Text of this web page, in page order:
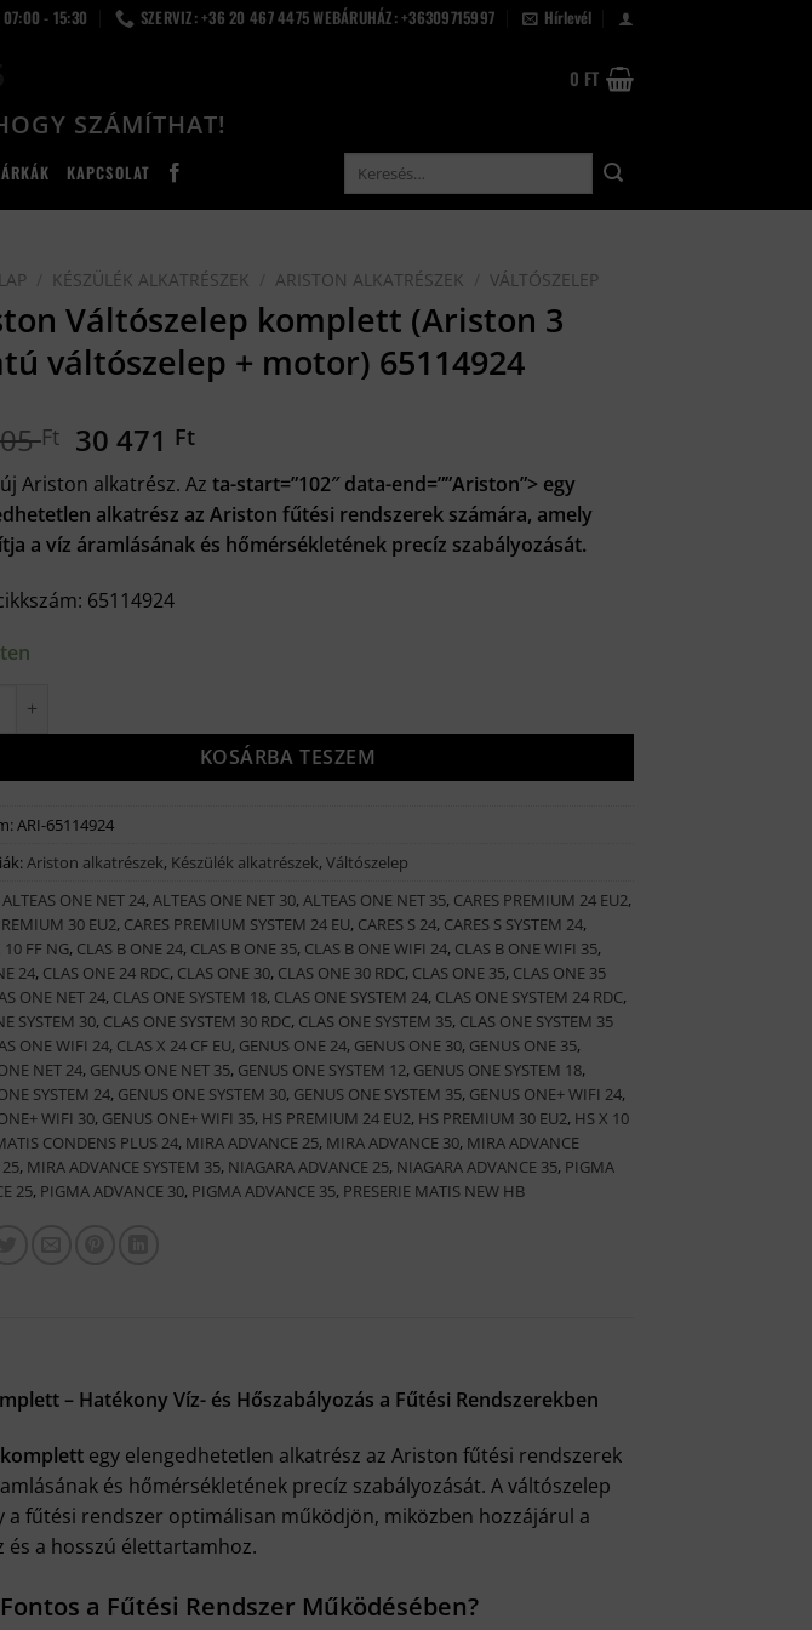
07:00 - 15:30 SZERVIZ: +36 20 467 4475 WEBÁRUHÁZ: +36309715997 Hírlevél
SZÁMÍTHAT!
0 FT
KAPCSOLAT
Keresés
következőre:
KÉSZÜLÉK ALKATRÉSZEK ARISTON ALKATRÉSZEK VÁLTÓSZELEP
Váltószelep komplett (Ariston 3
váltószelep + motor) 65114924
Ft Original
price
was:
36
205 Ft.
30 471 FtCurrent
price
is:
30
471 Ft.
Ariston alkatrész. Az ta-start=”102″ data-end=””Ariston”> egy
alkatrész az Ariston fűtési rendszerek számára, amely
a víz áramlásának és hőmérsékletének precíz szabályozását.
65114924
Váltószelep komplett (Ariston 3 járatú váltószelep + motor) 65114924 mennyiség
KOSÁRBA TESZEM
ARI-65114924
Ariston alkatrészek, Készülék alkatrészek, Váltószelep
ALTEAS ONE NET 24, ALTEAS ONE NET 30, ALTEAS ONE NET 35, CARES PREMIUM 24 EU2,
30 EU2, CARES PREMIUM SYSTEM 24 EU, CARES S 24, CARES S SYSTEM 24,
10 FF NG, CLAS B ONE 24, CLAS B ONE 35, CLAS B ONE WIFI 24, CLAS B ONE WIFI 35,
24, CLAS ONE 24 RDC, CLAS ONE 30, CLAS ONE 30 RDC, CLAS ONE 35, CLAS ONE 35
ONE NET 24, CLAS ONE SYSTEM 18, CLAS ONE SYSTEM 24, CLAS ONE SYSTEM 24 RDC,
SYSTEM 30, CLAS ONE SYSTEM 30 RDC, CLAS ONE SYSTEM 35, CLAS ONE SYSTEM 35
ONE WIFI 24, CLAS X 24 CF EU, GENUS ONE 24, GENUS ONE 30, GENUS ONE 35,
NET 24, GENUS ONE NET 35, GENUS ONE SYSTEM 12, GENUS ONE SYSTEM 18,
SYSTEM 24, GENUS ONE SYSTEM 30, GENUS ONE SYSTEM 35, GENUS ONE+ WIFI 24,
WIFI 30, GENUS ONE+ WIFI 35, HS PREMIUM 24 EU2, HS PREMIUM 30 EU2, HS X 10
CONDENS PLUS 24, MIRA ADVANCE 25, MIRA ADVANCE 30, MIRA ADVANCE
25, MIRA ADVANCE SYSTEM 35, NIAGARA ADVANCE 25, NIAGARA ADVANCE 35, PIGMA
25, PIGMA ADVANCE 30, PIGMA ADVANCE 35, PRESERIE MATIS NEW HB
– Hatékony Víz- és Hőszabályozás a Fűtési Rendszerekben
egy elengedhetetlen alkatrész az Ariston fűtési rendszerek
és hőmérsékletének precíz szabályozását. A váltószelep
a fűtési rendszer optimálisan működjön, miközben hozzájárul a
és a hosszú élettartamhoz.
a Fűtési Rendszer Működésében?